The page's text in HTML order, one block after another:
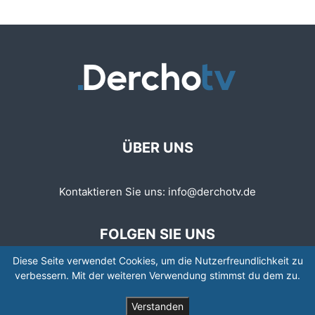
ÜBER UNS
Kontaktieren Sie uns: info@derchotv.de
FOLGEN SIE UNS
Diese Seite verwendet Cookies, um die Nutzerfreundlichkeit zu
verbessern. Mit der weiteren Verwendung stimmst du dem zu.
Verstanden